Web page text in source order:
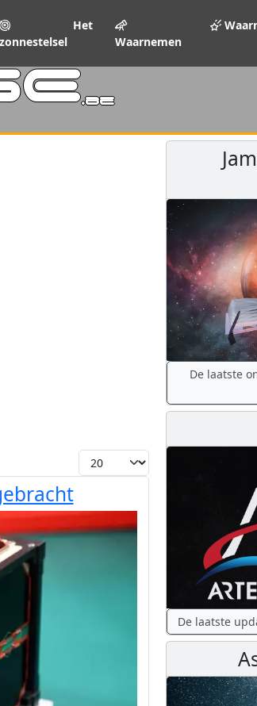
Het
zonnestelsel
Waarnemen
.be
Toon #
De laatste
De laatste